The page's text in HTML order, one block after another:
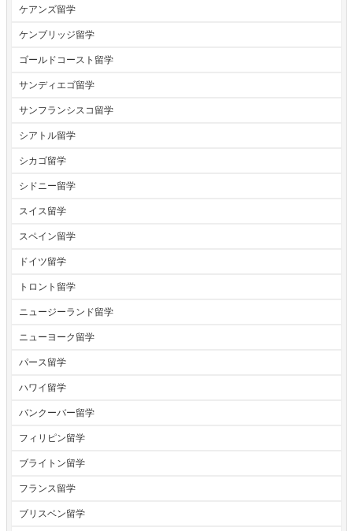
ケアンズ留学
ケンブリッジ留学
ゴールドコースト留学
サンディエゴ留学
サンフランシスコ留学
シアトル留学
シカゴ留学
シドニー留学
スイス留学
スペイン留学
ドイツ留学
トロント留学
ニュージーランド留学
ニューヨーク留学
パース留学
ハワイ留学
バンクーバー留学
フィリピン留学
ブライトン留学
フランス留学
ブリスベン留学